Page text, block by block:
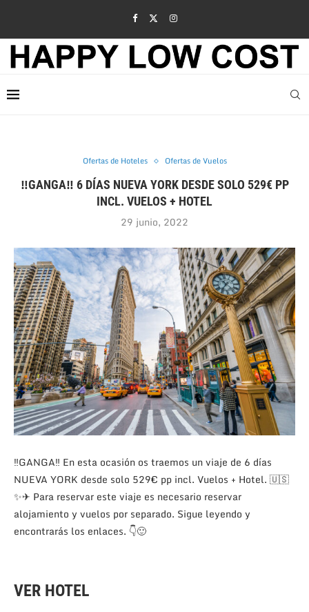
Ofertas de Hoteles Ofertas de Vuelos
‼GANGA‼ 6 DÍAS NUEVA YORK DESDE SOLO 529€ PP
INCL. VUELOS + HOTEL
29 junio, 2022
‼GANGA‼ En esta ocasión os traemos un viaje de 6 días
NUEVA YORK desde solo 529€ pp incl. Vuelos + Hotel. 🇺🇸
✨✈ Para reservar este viaje es necesario reservar
alojamiento y vuelos por separado. Sigue leyendo y
encontrarás los enlaces. 👇🙂
VER HOTEL